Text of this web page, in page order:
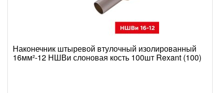
Наконечник штыревой втулочный изолированный
16мм²-12 НШВи слоновая кость 100шт Rexant (100)